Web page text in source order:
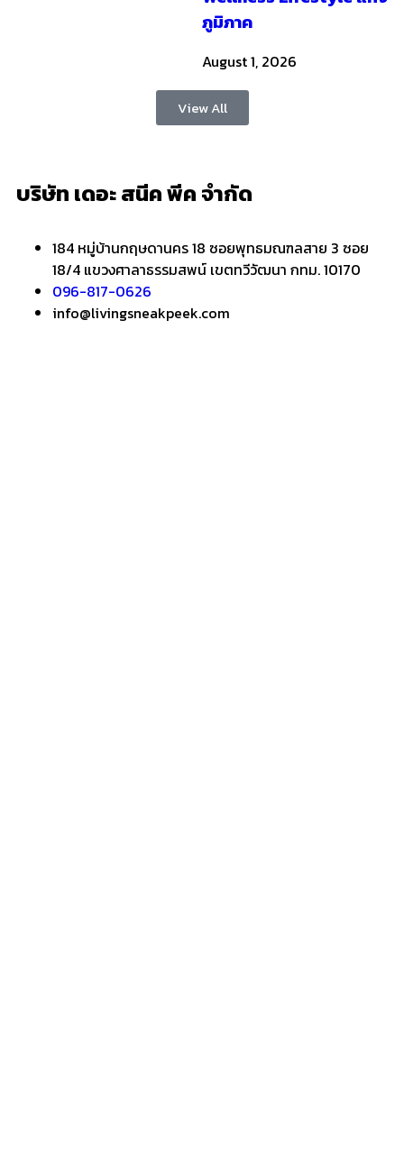
ภูมิภาค
August 1, 2026
View All
บริษัท เดอะ สนีค พีค จำกัด
184 หมู่บ้านกฤษดานคร 18 ซอยพุทธมณฑลสาย 3 ซอย
18/4 แขวงศาลาธรรมสพน์ เขตทวีวัฒนา กทม. 10170
096-817-0626
info@livingsneakpeek.com